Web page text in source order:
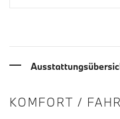
KOMFORT /